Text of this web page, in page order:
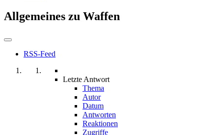
Allgemeines zu Waffen
RSS-Feed
Letzte Antwort
Thema
Autor
Datum
Antworten
Reaktionen
Zugriffe